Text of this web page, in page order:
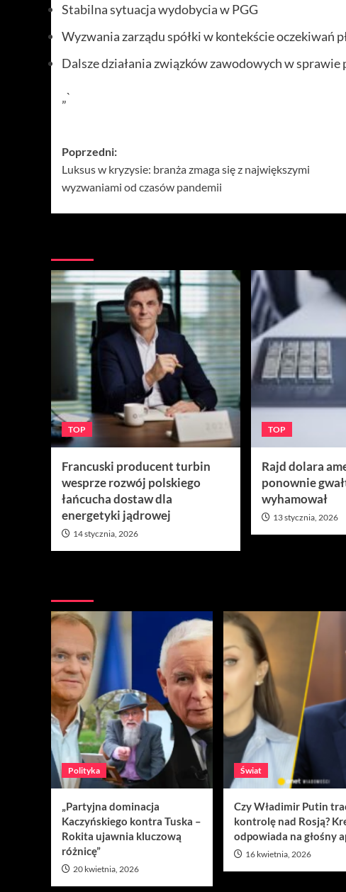
Stabilna sytuacja wydobycia w PGG
Wyzwania zarządu spółki w kontekście oczekiwań
Dalsze działania związków zawodowych w
„`
Zobacz
wpisy
Poprzedni:
Luksus w kryzysie: branża zmaga się z największymi
wyzwaniami od czasów pandemii
TOP
Francuski producent turbin
wesprze rozwój polskiego
łańcucha dostaw dla
energetyki jądrowej
14 stycznia, 2026
TOP
Rajd dolara
ponownie
wyhamował
13 stycznia, 2026
Polityka
„Partyjna dominacja
Kaczyńskiego kontra Tuska –
Rokita ujawnia kluczową
różnicę”
20 kwietnia, 2026
Świat
Czy Władimir Putin
kontrolę nad Rosją?
odpowiada na głośny
16 kwietnia, 2026